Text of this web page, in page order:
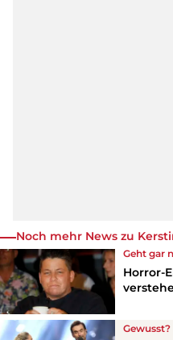
Noch mehr News zu
Geht gar
Horror-
Gewusst?